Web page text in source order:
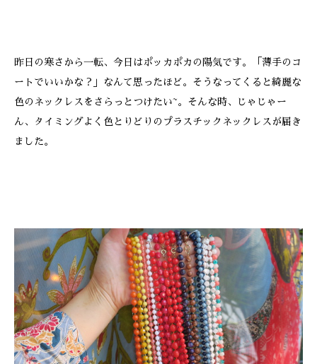
昨日の寒さから一転、今日はポッカポカの陽気です。「薄手のコ
ートでいいかな？」なんて思ったほど。そうなってくると綺麗な
色のネックレスをさらっとつけたい~。そんな時、じゃじゃー
ん、タイミングよく色とりどりのプラスチックネックレスが届き
ました。